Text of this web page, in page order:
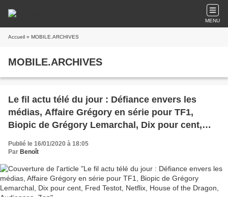
MENU
Accueil » MOBILE.ARCHIVES
MOBILE.ARCHIVES
Le fil actu télé du jour : Défiance envers les
médias, Affaire Grégory en série pour TF1,
Biopic de Grégory Lemarchal, Dix pour cent,
Fred Testot, Netflix, House of the Dragon,
Audiences, Zap
Publié le 16/01/2020 à 18:05
Par Benoît